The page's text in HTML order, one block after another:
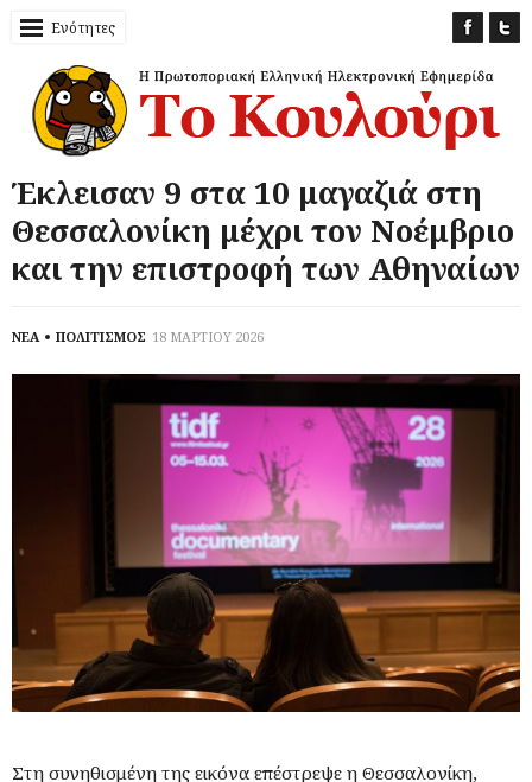
Ενότητες
Έκλεισαν 9 στα 10 μαγαζιά στη
Θεσσαλονίκη μέχρι τον Νοέμβριο
και την επιστροφή των Αθηναίων
ΝΕΑ ΠΟΛΙΤΙΣΜΟΣ 18 ΜΑΡΤΙΟΥ 2026
Στη συνηθισμένη της εικόνα επέστρεψε η Θεσσαλονίκη,